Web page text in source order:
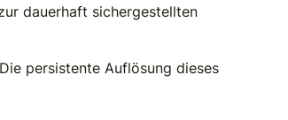
dauerhaft sichergestellten
persistente Auflösung dieses